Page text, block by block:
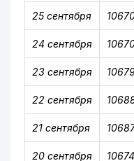
25 сентября
24 сентября
23 сентября
22 сентября
21 сентября
20 сентября